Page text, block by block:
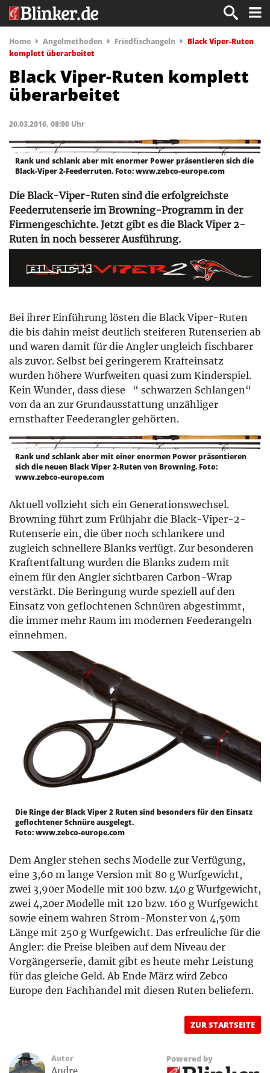
Home Angelmethoden Friedfischangeln
Black Viper-Ruten
komplett überarbeitet
Black Viper-Ruten komplett
überarbeitet
20.03.2016, 08:00 Uhr
Rank und schlank aber mit enormer Power präsentieren sich die
Black-Viper 2-Feederruten. Foto: www.zebco-europe.com
Die Black-Viper-Ruten sind die erfolgreichste
Feederrutenserie im Browning-Programm in der
Firmengeschichte. Jetzt gibt es die Black Viper 2-
Ruten in noch besserer Ausführung.
Bei ihrer Einführung lösten die Black Viper-Ruten
die bis dahin meist deutlich steiferen Rutenserien ab
und waren damit für die Angler ungleich fischbarer
als zuvor. Selbst bei geringerem Krafteinsatz
wurden höhere Wurfweiten quasi zum Kinderspiel.
Kein Wunder, dass diese “ schwarzen Schlangen“
von da an zur Grundausstattung unzähliger
ernsthafter Feederangler gehörten.
Rank und schlank aber mit einer enormen Power präsentieren
sich die neuen Black Viper 2-Ruten von Browning. Foto:
www.zebco-europe.com
Aktuell vollzieht sich ein Generationswechsel.
Browning führt zum Frühjahr die Black-Viper-2-
Rutenserie ein, die über noch schlankere und
zugleich schnellere Blanks verfügt. Zur besonderen
Kraftentfaltung wurden die Blanks zudem mit
einem für den Angler sichtbaren Carbon-Wrap
verstärkt. Die Beringung wurde speziell auf den
Einsatz von geflochtenen Schnüren abgestimmt,
die immer mehr Raum im modernen Feederangeln
einnehmen.
Die Ringe der Black Viper 2 Ruten sind besonders für den Einsatz
geflochtener Schnüre ausgelegt.
Foto: www.zebco-europe.com
Dem Angler stehen sechs Modelle zur Verfügung,
eine 3,60 m lange Version mit 80 g Wurfgewicht,
zwei 3,90er Modelle mit 100 bzw. 140 g Wurfgewicht,
zwei 4,20er Modelle mit 120 bzw. 160 g Wurfgewicht
sowie einem wahren Strom-Monster von 4,50m
Länge mit 250 g Wurfgewicht. Das erfreuliche für die
Angler: die Preise bleiben auf dem Niveau der
Vorgängerserie, damit gibt es heute mehr Leistung
für das gleiche Geld. Ab Ende März wird Zebco
Europe den Fachhandel mit diesen Ruten beliefern.
ZUR STARTSEITE
Autor Powered by